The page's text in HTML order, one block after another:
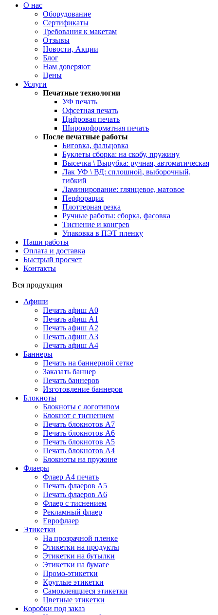
О нас
Оборудование
Сертификаты
Требования к макетам
Отзывы
Новости, Акции
Блог
Нам доверяют
Цены
Услуги
Печатные технологии
УФ печать
Офсетная печать
Цифровая печать
Широкоформатная печать
После печатные работы
Биговка, фальцовка
Буклеты сборка: на скобу, пружину
Высечка \ Вырубка: ручная, автоматическая
Лак УФ \ ВД: сплошной, выборочный,
гибкий
Ламинирование: глянцевое, матовое
Перфорация
Плоттерная резка
Ручные работы: сборка, фасовка
Тиснение и конгрев
Упаковка в ПЭТ пленку
Наши работы
Оплата и доставка
Быстрый просчет
Контакты
Вся продукция
Афиши
Печать афиш А0
Печать афиш А1
Печать афиш А2
Печать афиш А3
Печать афиш А4
Баннеры
Печать на баннерной сетке
Заказать баннер
Печать баннеров
Изготовление баннеров
Блокноты
Блокноты с логотипом
Блокнот с тиснением
Печать блокнотов А7
Печать блокнотов А6
Печать блокнотов А5
Печать блокнотов А4
Блокноты на пружине
Флаеры
Флаер А4 печать
Печать флаеров А5
Печать флаеров А6
Флаер с тиснением
Рекламный флаер
Еврофлаер
Этикетки
На прозрачной пленке
Этикетки на продукты
Этикетки на бутылки
Этикетки на бумаге
Промо-этикетки
Круглые этикетки
Самоклеящиеся этикетки
Цветные этикетки
Коробки под заказ